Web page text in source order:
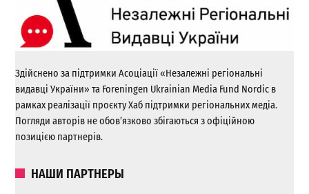
Здійснено за підтримки Асоціації «Незалежні регіональні
видавці України» та Foreningen Ukrainian Media Fund Nordic в
рамках реалізації проєкту Хаб підтримки регіональних медіа.
Погляди авторів не обов’язково збігаються з офіційною
позицією партнерів.
НАШИ ПАРТНЕРЫ